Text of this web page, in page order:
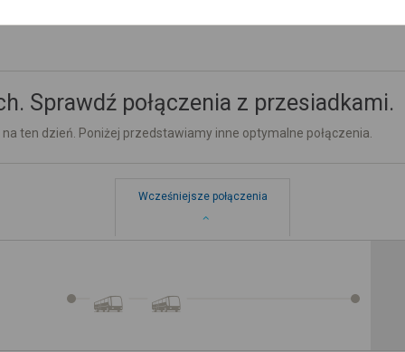
Sprawdź połączenia z przesiadkami.
ten dzień. Poniżej przedstawiamy inne optymalne połączenia.
Wcześniejsze połączenia